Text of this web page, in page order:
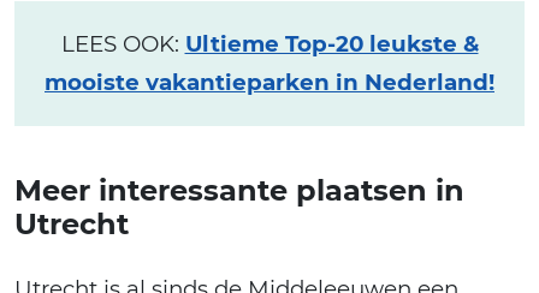
LEES OOK: Ultieme Top-20 leukste &
mooiste vakantieparken in Nederland!
Meer interessante plaatsen in
Utrecht